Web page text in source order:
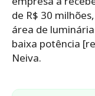
de R$ 30
área de
baixa potência
Neiva.